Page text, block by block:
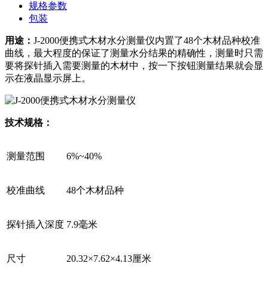
规格参数
包装
用途： J-2000便携式木材水分测量仪内置了48个木材品种校准
曲线，最大程度的保证了测量水分结果的精确性，测量时只需
要将探针插入需要测量的木材中，按一下按钮测量结果就会显
示在液晶显示屏上。
技术规格：
测量范围 6%~40%
校准曲线 48个木材品种
探针插入深度 7.9毫米
尺寸 20.32×7.62×4.13厘米